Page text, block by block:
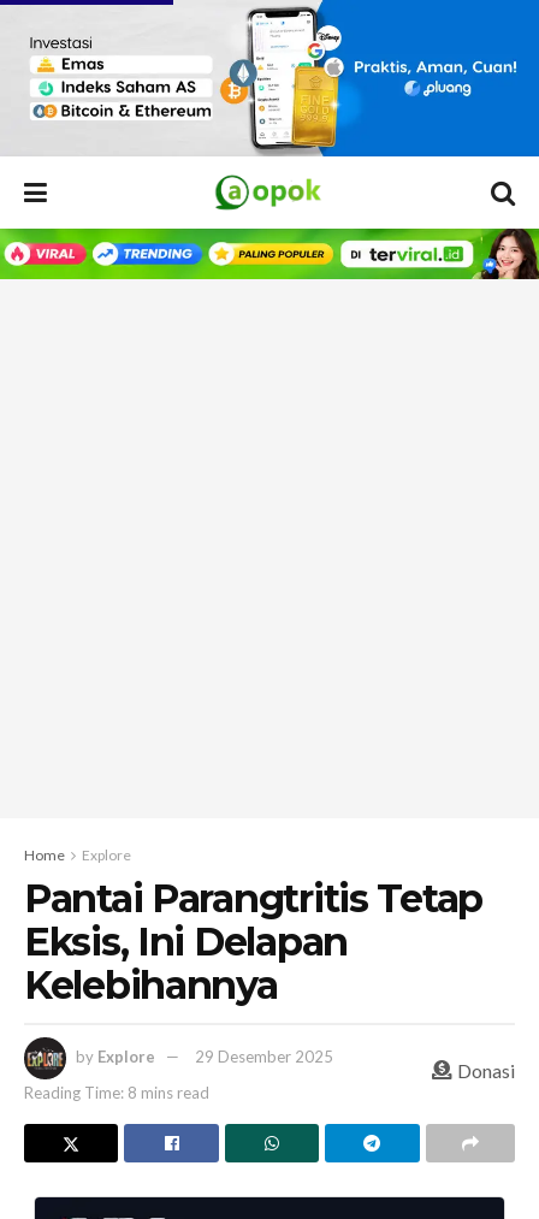
Home Explore
Pantai Parangtritis Tetap
Eksis, Ini Delapan
Kelebihannya
by Explore
29 Desember 2025
Reading Time: 8 mins read
Donasi